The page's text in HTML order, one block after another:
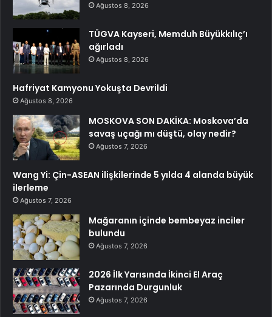
Ağustos 8, 2026
TÜGVA Kayseri, Memduh Büyükkılıç’ı
ağırladı
Ağustos 8, 2026
Hafriyat Kamyonu Yokuşta Devrildi
Ağustos 8, 2026
MOSKOVA SON DAKİKA: Moskova’da
savaş uçağı mı düştü, olay nedir?
Ağustos 7, 2026
Wang Yi: Çin-ASEAN ilişkilerinde 5 yılda 4 alanda büyük
ilerleme
Ağustos 7, 2026
Mağaranın içinde bembeyaz inciler
bulundu
Ağustos 7, 2026
2026 İlk Yarısında İkinci El Araç
Pazarında Durgunluk
Ağustos 7, 2026